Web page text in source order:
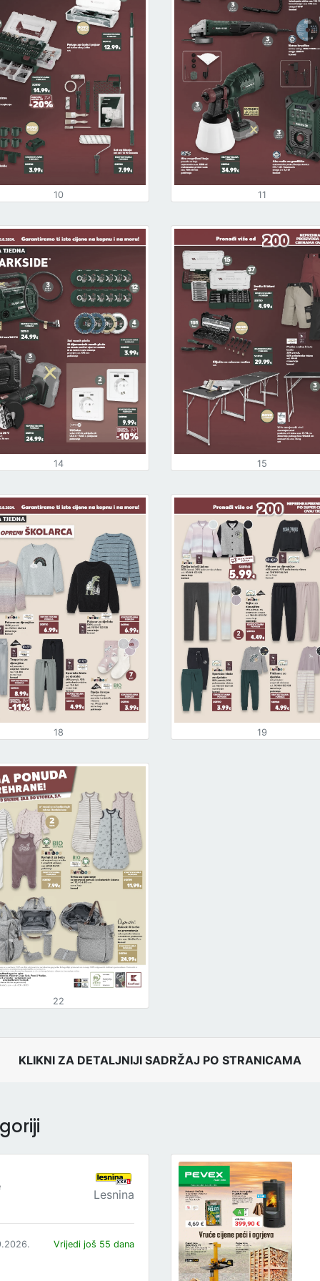
10 11
14 15
18 19
22
KLIKNI ZA DETALJNIJI SADRŽAJ PO STRANICAMA
Lesnina
Vrijedi još 55 dana